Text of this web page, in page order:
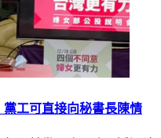
工可直接向秘書長陳情